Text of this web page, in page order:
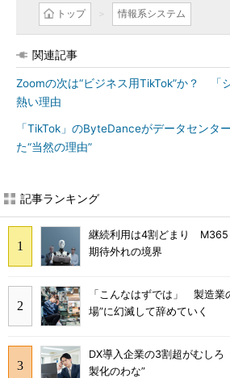
トップ 情報系システム
関連記事
Zoomの次は“ビジネス用TikTok”か？ 「
熱い理由
「TikTok」のByteDanceがデータセンタ
た“当然の理由”
記事ランキング
継続利用は4割どまり M365
期待外れの境界
「こんなはずでは」 製造業
場”に幻滅して辞めていく
DX導入企業の3割超がむし
製化のわな”